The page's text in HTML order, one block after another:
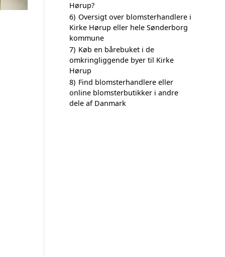
Hørup?
6) Oversigt over blomsterhandlere i
Kirke Hørup eller hele Sønderborg
kommune
7) Køb en bårebuket i de
omkringliggende byer til Kirke
Hørup
8) Find blomsterhandlere eller
online blomsterbutikker i andre
dele af Danmark